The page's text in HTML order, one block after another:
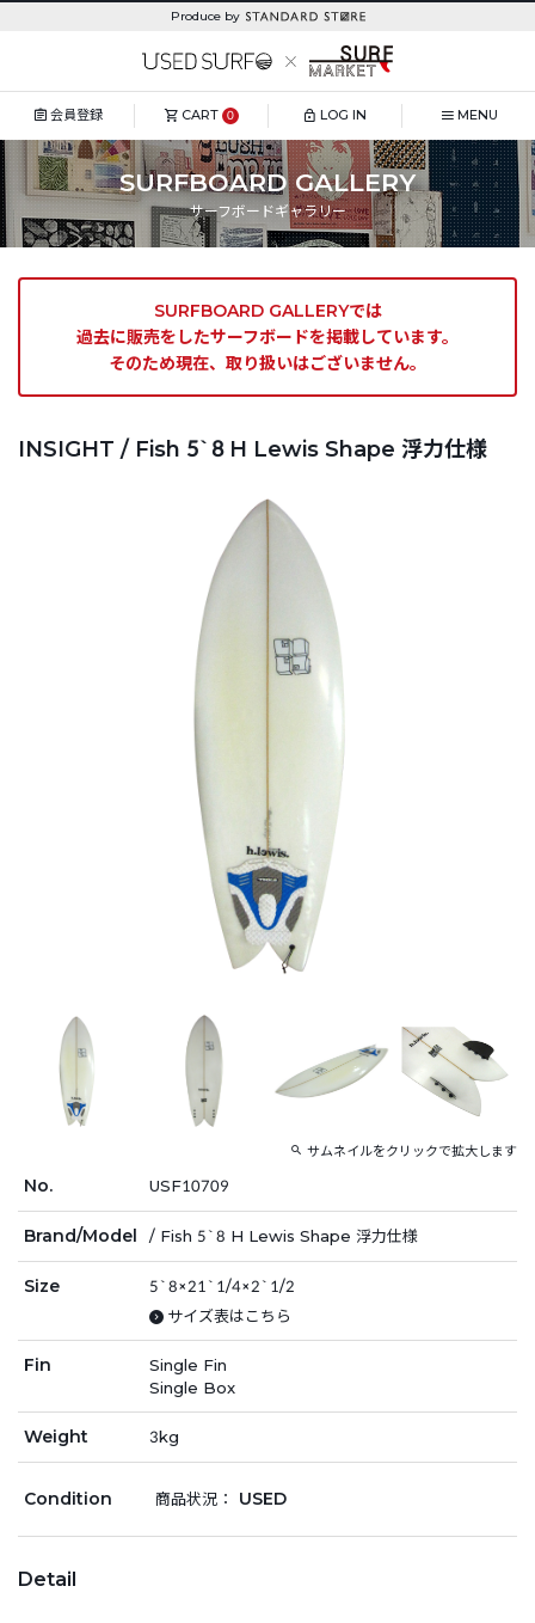
Produce by
会員登録 CART 0 LOG IN MENU
SURFBOARD GALLERY
サーフボードギャラリー
SURFBOARD GALLERYでは
過去に販売をしたサーフボードを掲載しています。
そのため現在、取り扱いはございません。
INSIGHT / Fish 5`8 H Lewis Shape 浮力仕様
サムネイルをクリックで拡大します
No. USF10709
Brand/Model / Fish 5`8 H Lewis Shape 浮力仕様
Size
5`8×21`1/4×2`1/2
サイズ表はこちら
Fin
Single Fin
Single Box
Weight 3kg
Condition 商品状況： USED
Detail